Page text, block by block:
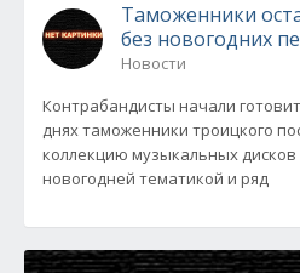
Таможенники
без новогодних
Новости
Контрабандисты начали
днях таможенники троицкого
коллекцию музыкальных дисков
новогодней тематикой и ряд